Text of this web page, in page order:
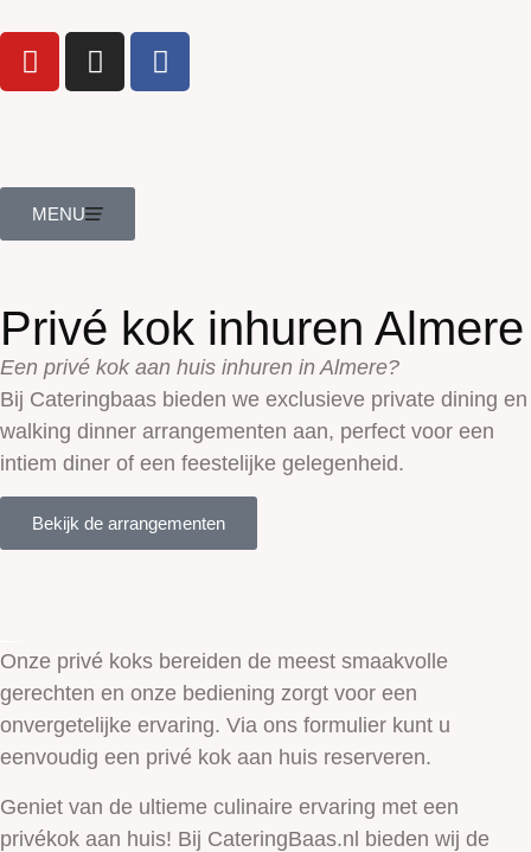
MENU
Privé kok inhuren Almere
Een privé kok aan huis inhuren in Almere?
Bij Cateringbaas bieden we exclusieve private dining en
walking dinner arrangementen aan, perfect voor een
intiem diner of een feestelijke gelegenheid.
Bekijk de arrangementen
Onze privé koks bereiden de meest smaakvolle
gerechten en onze bediening zorgt voor een
onvergetelijke ervaring. Via ons formulier kunt u
eenvoudig een privé kok aan huis reserveren.
Geniet van de ultieme culinaire ervaring met een
privékok aan huis! Bij CateringBaas.nl bieden wij de